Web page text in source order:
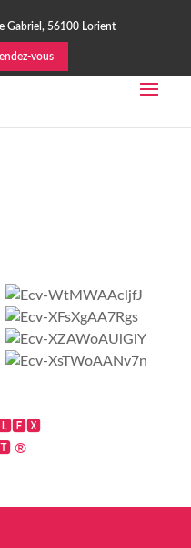
Gabriel, 56100 Lorient
vous
®